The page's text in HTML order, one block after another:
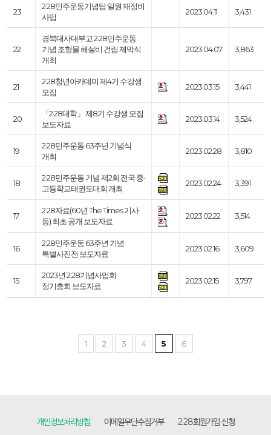
23
2·28민주운동기념탑 일원 재정비
사업
2023.04.11 3,431
22
경북대사대부고 2·28민주운동
기념 조형물 해설비 건립 제막식
개최
2023.04.07 3,863
21
2·28청년아카데미 제4기 수강생
모집
2023.03.15 3,441
20
「2·28대학」 제8기 수강생 모집
보도자료
2023.03.14 3,524
19
2·28민주운동 63주년 기념식
개최
2023.02.28 3,810
18
2·28민주운동 기념 제2회 전국 중·
고등학교태권도대회 개최
2023.02.24 3,391
17
2·28자료(60년 The Times 기사
등) 최초 공개 보도자료
2023.02.22 3,514
16
2·28민주운동 63주년 기념
특별사진전 보도자료
2023.02.16 3,609
15
2023년 2.28기념사업회
정기총회 보도자료
2023.02.15 3,797
1 2 3 4 5 6
개인정보처리방침 이메일무단수집거부
2·28회원가입 신청